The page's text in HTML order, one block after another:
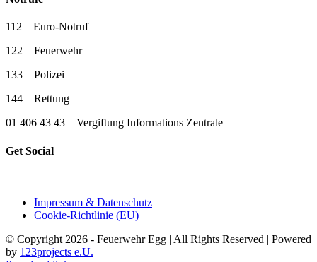
112 – Euro-Notruf
122 – Feuerwehr
133 – Polizei
144 – Rettung
01 406 43 43 – Vergiftung Informations Zentrale
Get Social
Impressum & Datenschutz
Cookie-Richtlinie (EU)
© Copyright 2026 - Feuerwehr Egg | All Rights Reserved | Powered
by 123projects e.U.